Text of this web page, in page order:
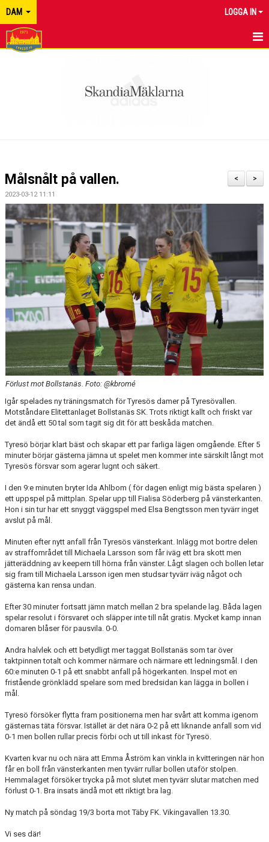
DAM LOGGA IN
BILDGALLERI
DOKUMENT
KONTAKT
>
<
Målsnålt på vallen.
2023-03-12 11:11
Förlust mot Bollstanäs. Foto: @kbromé
Igår spelades ny träningsmatch för Tyresös damer på Tyresövallen.
Motståndare Elitettanlaget Bollstanäs SK. Trots riktigt kallt och friskt var
det ändå ett 50 tal som tagit sig dit för att beskåda matchen.
Tyresö börjar klart bäst och skapar ett par farliga lägen omgående. Efter 5
minuter börjar gästerna jämna ut spelet men kommer inte särskilt långt mot
Tyresös försvar som agerar lugnt och säkert.
I den 9:e minuten bryter Ida Ahlbom ( för dagen enligt mig bästa spelaren )
ett uppspel på mittplan. Spelar upp till Fialisa Söderberg på vänsterkanten.
Hon i sin tur har ett snyggt väggspel med Elsa Bengtsson men tyvärr inget
avslut på mål.
Minuten efter nytt anfall från Tyresös vänsterkant. Inlägg mot bortre delen
av straffområdet till Michaela Larsson som får iväg ett bra skott men
jätteräddning av keepern till hörna från vänster. Lågt slagen och bollen letar
sig fram till Michaela Larsson igen men studsar tyvärr iväg något och
gästerna kan rensa undan.
Efter 30 minuter fortsatt jämn match mellan 2 bra spelande lag. Båda lagen
spelar resolut i försvaret och släpper inte till nåt gratis. Mycket kamp innan
domaren blåser för pausvila. 0-0.
Andra halvlek och ett betydligt mer taggat Bollstanäs som tar över
taktpinnen totalt och kommer närmare och närmare ett ledningsmål. I den
60:e minuten 0-1 på ett snabbt anfall på högerkanten. Inspel mot en
fristående grönklädd spelare som med bredsidan kan lägga in bollen i
mål.
Tyresö försöker flytta fram positionerna men har svårt att komma igenom
gästernas täta försvar. Istället är det nära 0-2 på ett liknande anfall som vid
0-1 men bollen rullar precis förbi och ut till inkast för Tyresö.
Kvarten kvar nu och nära att Emma Åström kan vinkla in kvitteringen när hon
får en boll från vänsterkanten men tyvärr rullar bollen utaför stolpen.
Hemmalaget försöker trycka på mot slutet men tyvärr slutar matchen med
förlust 0-1. Bra insats ändå mot ett riktigt bra lag.
Ny match på söndag 19/3 borta mot Täby FK. Vikingavallen 13.30.
Vi ses där!